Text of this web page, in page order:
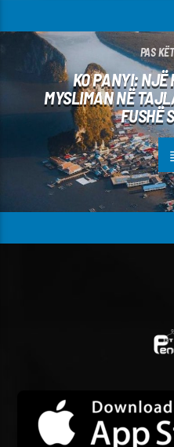
PAS
KO PANYI: NJË
MYSLIMAN NË
FUSHË